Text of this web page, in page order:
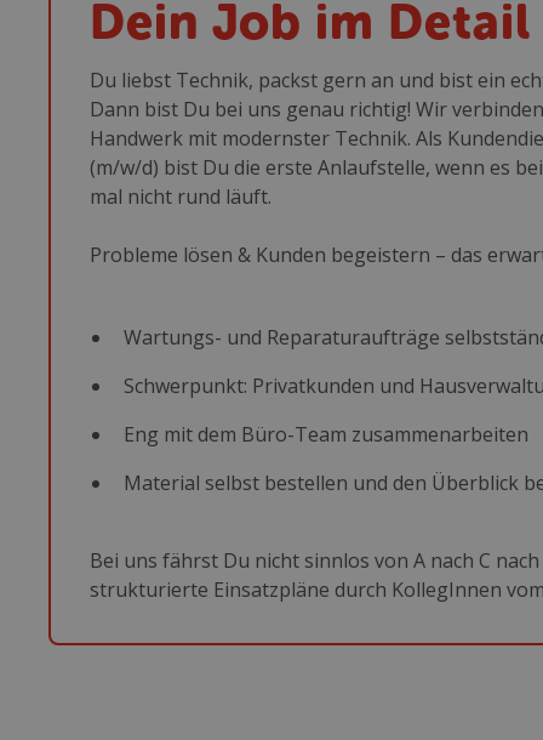
Dein Job im Detail
Du liebst Technik, packst gern an und bist ein
Dann bist Du bei uns genau richtig! Wir
Handwerk mit modernster Technik. Als
(m/w/d) bist Du die erste Anlaufstelle, wenn es
mal nicht rund läuft.
Probleme lösen & Kunden begeistern – das
Wartungs- und Reparaturaufträge
Schwerpunkt: Privatkunden und
Eng mit dem Büro-Team zusammenarbeiten
Material selbst bestellen und den Überblick
Bei uns fährst Du nicht sinnlos von A nach C
strukturierte Einsatzpläne durch KollegInnen